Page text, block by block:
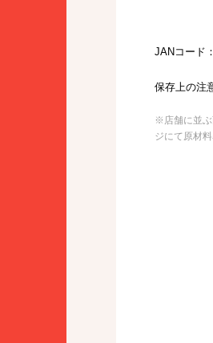
JANコード
保存上の注
※店舗に並ぶ
ジにて原材